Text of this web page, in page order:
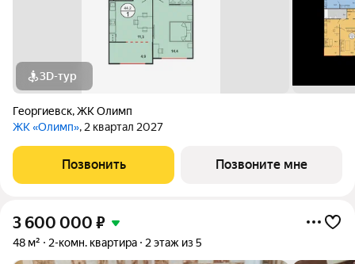
3D-тур
Георгиевск,ЖК Олимп
ЖК «Олимп», 2 квартал 2027
Позвонить Позвоните мне
3 600 000 ₽
48 м² 2-комн. квартира 2 этаж из 5